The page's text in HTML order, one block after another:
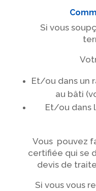
Si vous
Et/ou dans un
au bâti
Et/ou dans
Vous pouvez
certifiée qui se
devis de
Si vous vous